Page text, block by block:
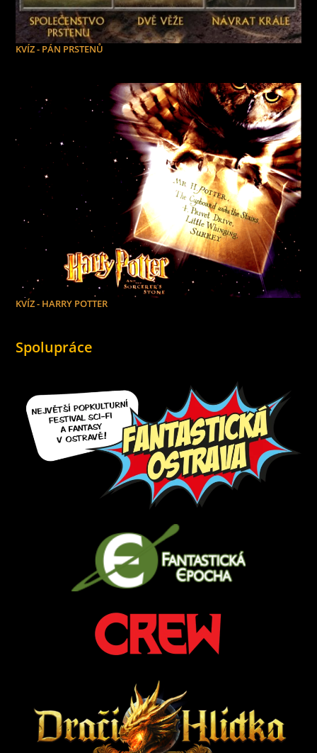
KVÍZ - PÁN PRSTENŮ
KVÍZ - HARRY POTTER
Spolupráce